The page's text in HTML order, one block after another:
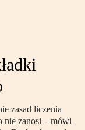
zasad liczenia
nie zanosi – mówi